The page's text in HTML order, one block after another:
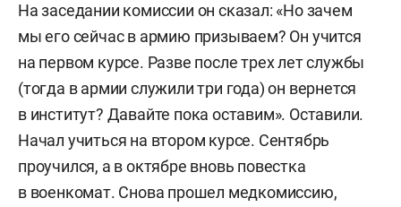
На заседании комиссии он сказал: «Но зачем
мы его сейчас в армию призываем? Он учится
на первом курсе. Разве после трех лет службы
(тогда в армии служили три года) он вернется
в институт? Давайте пока оставим». Оставили.
Начал учиться на втором курсе. Сентябрь
проучился, а в октябре вновь повестка
в военкомат. Снова прошел медкомиссию,